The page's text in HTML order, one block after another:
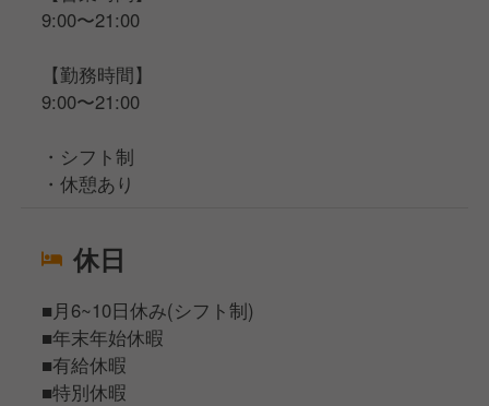
9:00〜21:00
【勤務時間】
9:00〜21:00
・シフト制
・休憩あり
休日
■月6~10日休み(シフト制)
■年末年始休暇
■有給休暇
■特別休暇